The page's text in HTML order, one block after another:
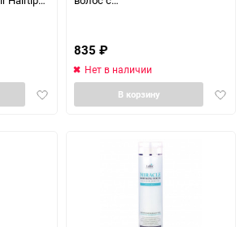
Добавить
835 ₽
Нет в наличии
В корзину